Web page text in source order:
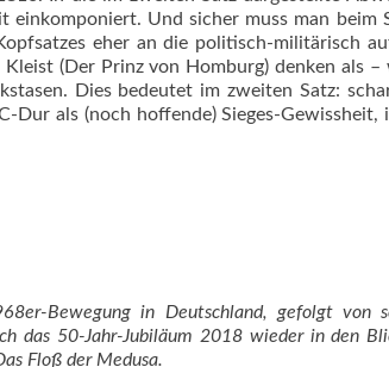
einkomponiert. Und sicher muss man beim
eher an die politisch-militärisch
(Der Prinz von Homburg) denken als
Dies bedeutet im zweiten Satz:
Dur als (noch hof­fen­de) Sieges-Gewissheit,
Bewegung in Deutschland, gefolgt von
das 50-Jahr-Jubiläum 2018 wieder in den
Floß der Medusa.